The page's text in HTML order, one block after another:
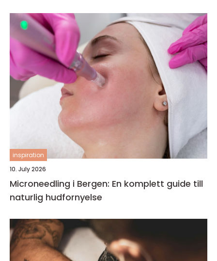
inspiration
10. July 2026
Microneedling i Bergen: En komplett guide till
naturlig hudfornyelse